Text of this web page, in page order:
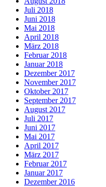
Juli 2018
Juni 2018
Mai 2018
April 2018
März 2018
Februar 2018
Januar 2018
Dezember 2017
November 2017
Oktober 2017
September 2017
August 2017
Juli 2017
Juni 2017
Mai 2017
April 2017
März 2017
Februar 2017
Januar 2017
Dezember 2016